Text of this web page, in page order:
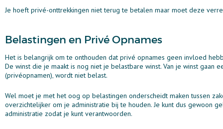
Je hoeft privé-onttrekkingen niet terug te betalen maar moet deze
Belastingen en Privé Opnames
Het is belangrijk om te onthouden dat privé opnames geen invloed
De winst die je maakt is nog niet je belastbare winst. Van je winst
(privéopnamen)‚ wordt niet belast.
Wel moet je met het oog op belastingen onderscheidt maken tussen
overzichtelijker om je administratie bij te houden. Je kunt dus gewoon
administratie zodat je kunt verantwoorden.